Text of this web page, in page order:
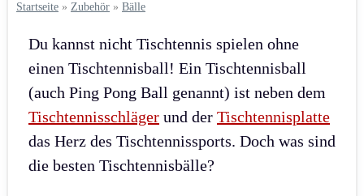
Startseite » Zubehör » Bälle
Du kannst nicht Tischtennis spielen ohne
einen Tischtennisball! Ein Tischtennisball
(auch Ping Pong Ball genannt) ist neben dem
Tischtennisschläger und der Tischtennisplatte
das Herz des Tischtennissports. Doch was sind
die besten Tischtennisbälle?